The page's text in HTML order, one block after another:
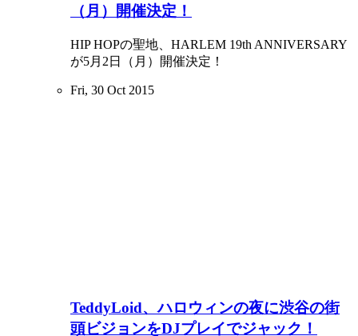
（月）開催決定！
HIP HOPの聖地、HARLEM 19th ANNIVERSARY
が5月2日（月）開催決定！
Fri, 30 Oct 2015
TeddyLoid、ハロウィンの夜に渋谷の街
頭ビジョンをDJプレイでジャック！